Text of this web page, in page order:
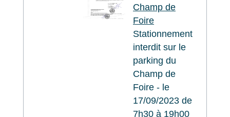
Champ de
Foire
Stationnement
interdit sur le
parking du
Champ de
Foire - le
17/09/2023 de
7h30 à 19h00